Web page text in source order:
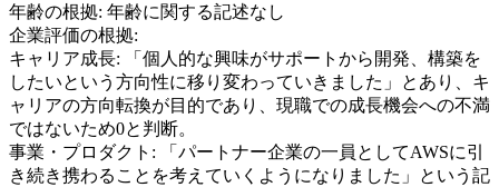
年齢の根拠: 年齢に関する記述なし
企業評価の根拠:
キャリア成長:
「個人的な興味がサポートから開発、構築を
したいという方向性に移り変わっていきました」とあり、キ
ャリアの方向転換が目的であり、現職での成長機会への不満
ではないため0と判断。
事業・プロダクト :
「パートナー企業の一員としてAWSに引
き続き携わることを考えていくようになりました」という記